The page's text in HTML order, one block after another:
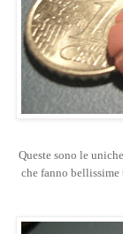
Queste sono le
che fanno